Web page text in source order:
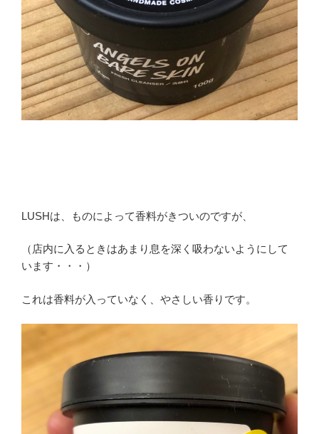
LUSHは、ものによって香料がきついのですが、
（店内に入るときはあまり息を深く吸わないようにして
います・・・）
これは香料が入っていなく、やさしい香りです。